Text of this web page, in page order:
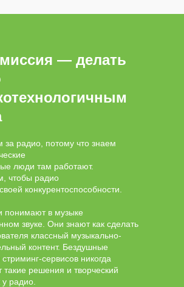
— делать
радио, потому что знаем
люди там работают.
чтобы радио
конкурентоспособности.
понимают в музыке
звуке. Они знают как сделать
классный музыкально-
контент. Бездушные
сервисов никогда
такие решения и творческий
у радио.